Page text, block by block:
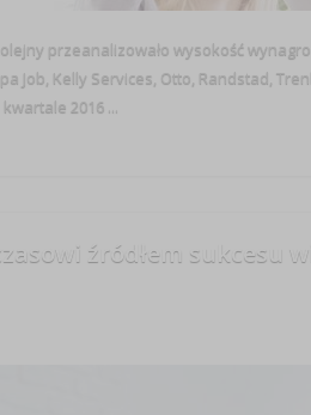
przeanalizowało wysokość
Job, Kelly Services, Otto, Randstad,
2016 ...
źródłem sukcesu